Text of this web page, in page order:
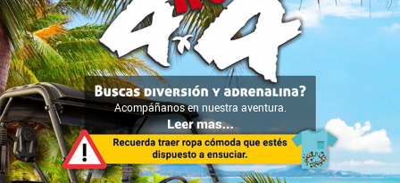
Acompáñanos en nuestra aventura.